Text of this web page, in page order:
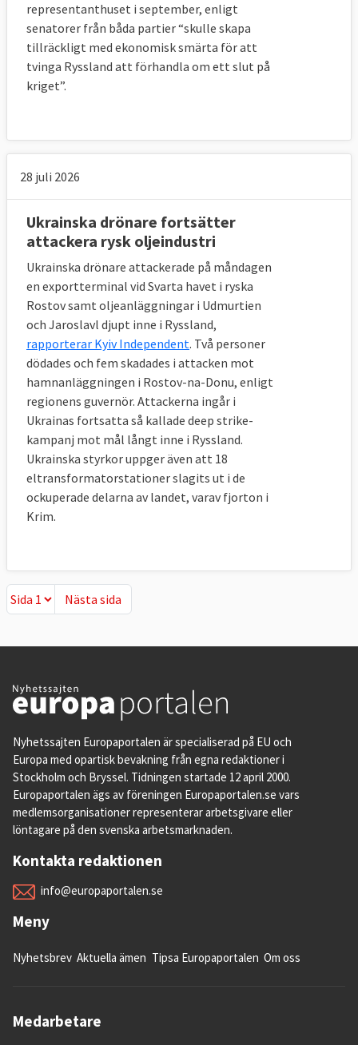
representanthuset i september, enligt
senatorer från båda partier “skulle skapa
tillräckligt med ekonomisk smärta för att
tvinga Ryssland att förhandla om ett slut på
kriget”.
28 juli 2026
Ukrainska drönare fortsätter
attackera rysk oljeindustri
Ukrainska drönare attackerade på måndagen
en exportterminal vid Svarta havet i ryska
Rostov samt oljeanläggningar i Udmurtien
och Jaroslavl djupt inne i Ryssland,
rapporterar Kyiv Independent. Två personer
dödades och fem skadades i attacken mot
hamnanläggningen i Rostov-na-Donu, enligt
regionens guvernör. Attackerna ingår i
Ukrainas fortsatta så kallade deep strike-
kampanj mot mål långt inne i Ryssland.
Ukrainska styrkor uppger även att 18
eltransformatorstationer slagits ut i de
ockuperade delarna av landet, varav fjorton i
Krim.
Nästa sida
Nästa sida
Nyhetssajten Europaportalen är specialiserad på EU och
Europa med opartisk bevakning från egna redaktioner i
Stockholm och Bryssel. Tidningen startade 12 april 2000.
Europaportalen ägs av föreningen Europaportalen.se vars
medlemsorganisationer representerar arbetsgivare eller
löntagare på den svenska arbetsmarknaden.
Kontakta redaktionen
info@europaportalen.se
Meny
Nyhetsbrev Aktuella ämen Tipsa Europaportalen Om oss
Medarbetare